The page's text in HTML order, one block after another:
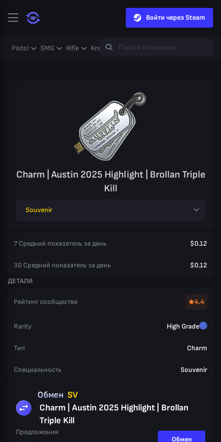
Войти через Steam
Pistol SMG Rifle Knife Gloves Heavy
Charm | Austin 2025 Highlight | Brollan Triple
Kill
Souvenir
7 Средний показатель за день $0.12
30 Средний показатель за день
$0.12
ДЕТАЛИ
Рейтинг сообщества 4.4
Rarity High Grade
Тип Charm
Специальность Souvenir
Обмен SV
Charm | Austin 2025 Highlight | Brollan
Triple Kill
Предложения
Обмен